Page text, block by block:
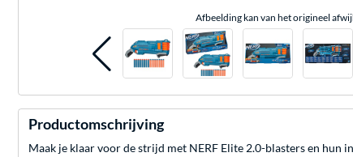
Afbeelding kan van het origineel
Productomschrijving
Maak je klaar voor de strijd met NERF Elite 2.0-blasters en hun